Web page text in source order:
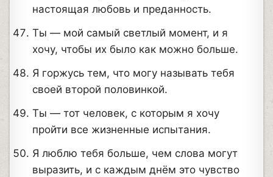
настоящая любовь и преданность.
Ты — мой самый светлый момент, и я
хочу, чтобы их было как можно больше.
Я горжусь тем, что могу называть тебя
своей второй половинкой.
Ты — тот человек, с которым я хочу
пройти все жизненные испытания.
Я люблю тебя больше, чем слова могут
выразить, и с каждым днём это чувство